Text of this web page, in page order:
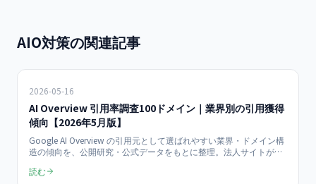
AIO対策の関連記事
2026-05-16
AI Overview 引用率調査100ドメイン｜業界別の引用獲得
傾向【2026年5月版】
Google AI Overview の引用元として選ばれやすい業界・ドメイン構
造の傾向を、公開研究・公式データをもとに整理。法人サイトが業
AIO担当者向けに解説します。
読む